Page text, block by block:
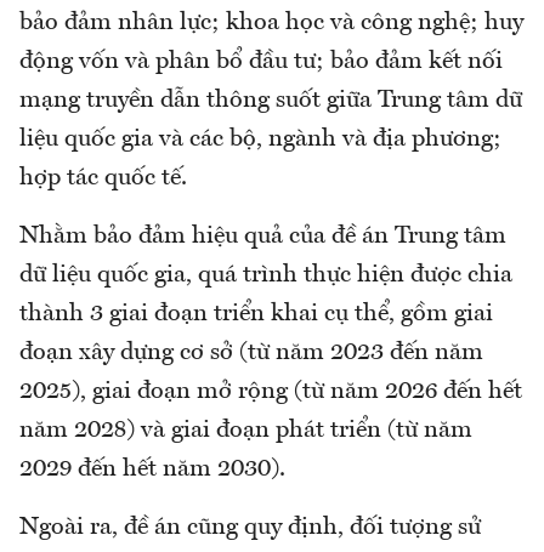
bảo đảm nhân lực; khoa học và công nghệ; huy
động vốn và phân bổ đầu tư; bảo đảm kết nối
mạng truyền dẫn thông suốt giữa Trung tâm dữ
liệu quốc gia và các bộ, ngành và địa phương;
hợp tác quốc tế.
Nhằm bảo đảm hiệu quả của đề án Trung tâm
dữ liệu quốc gia, quá trình thực hiện được chia
thành 3 giai đoạn triển khai cụ thể, gồm giai
đoạn xây dựng cơ sở (từ năm 2023 đến năm
2025), giai đoạn mở rộng (từ năm 2026 đến hết
năm 2028) và giai đoạn phát triển (từ năm
2029 đến hết năm 2030).
Ngoài ra, đề án cũng quy định, đối tượng sử